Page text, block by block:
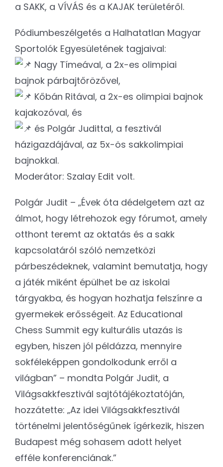
a SAKK, a VÍVÁS és a KAJAK területéről.
Pódiumbeszélgetés a Halhatatlan Magyar
Sportolók Egyesületének tagjaival:
Nagy Tímeával, a 2x-es olimpiai
bajnok párbajtőrözővel,
Kőbán Ritával, a 2x-es olimpiai bajnok
kajakozóval, és
és Polgár Judittal, a fesztivál
házigazdájával, az 5x-ös sakkolimpiai
bajnokkal.
Moderátor: Szalay Edit volt.
Polgár Judit – „Évek óta dédelgetem azt az
álmot, hogy létrehozok egy fórumot, amely
otthont teremt az oktatás és a sakk
kapcsolatáról szóló nemzetközi
párbeszédeknek, valamint bemutatja, hogy
a játék miként épülhet be az iskolai
tárgyakba, és hogyan hozhatja felszínre a
gyermekek erősségeit. Az Educational
Chess Summit egy kulturális utazás is
egyben, hiszen jól példázza, mennyire
sokféleképpen gondolkodunk erről a
világban” – mondta Polgár Judit, a
Világsakkfesztivál sajtótájékoztatóján,
hozzátette: „Az idei Világsakkfesztivál
történelmi jelentőségűnek ígérkezik, hiszen
Budapest még sohasem adott helyet
efféle konferenciának.”